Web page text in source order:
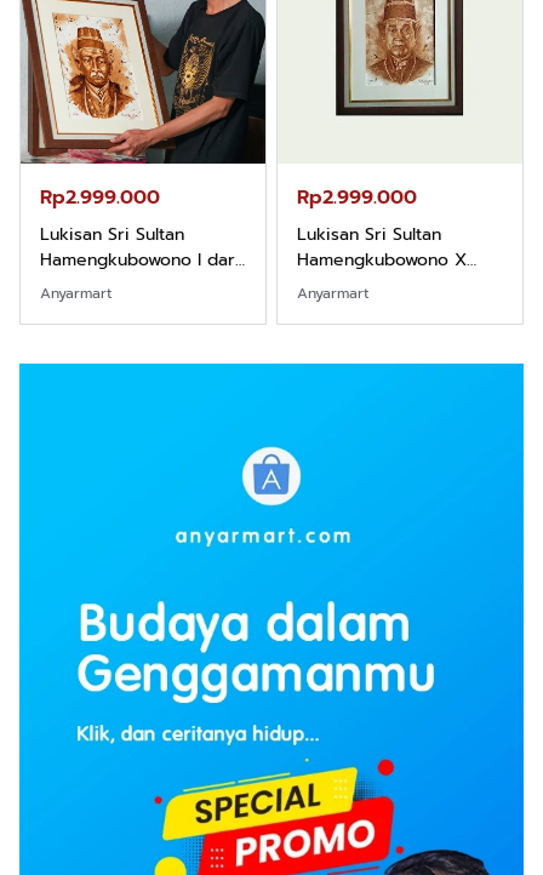
Rp2.999.000
Lukisan Sri Sultan
Hamengkubowono I dari
Kopi Karya Rudi Winarso
Anyarmart
Rp2.999.000
Lukisan Sri Sultan
Hamengkubowono X
dari Kopi Karya Rudi
Winarso
Anyarmart